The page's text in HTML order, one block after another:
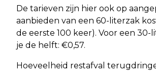
De tarieven zijn hier ook op
aanbieden van een 60-literzak
de eerste 100 keer). Voor een 30-
je de helft: €0,57.
Hoeveelheid restafval